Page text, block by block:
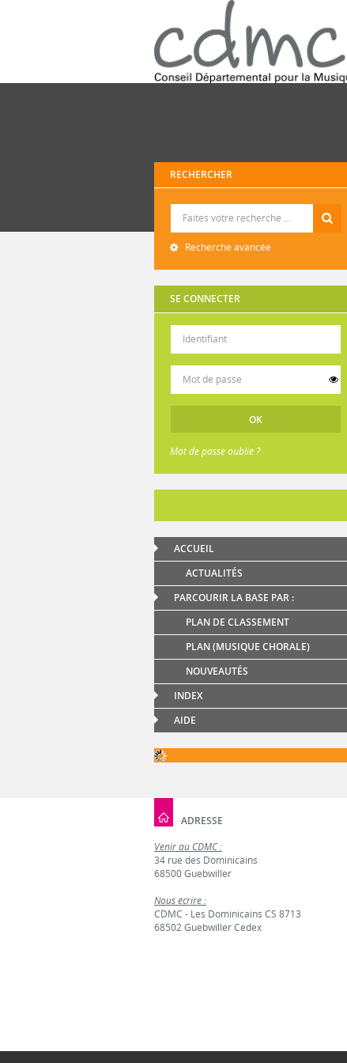
RECHERCHER
Recherche avancée
SE CONNECTER
Mot de passe oublié ?
ACCUEIL
ACTUALITÉS
PARCOURIR LA BASE PAR :
PLAN DE CLASSEMENT
PLAN (MUSIQUE CHORALE)
NOUVEAUTÉS
INDEX
AIDE
ADRESSE
Venir au CDMC :
34 rue des Dominicains
68500 Guebwiller
Nous écrire :
CDMC - Les Dominicains CS 8713
68502 Guebwiller Cedex